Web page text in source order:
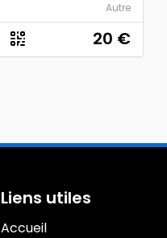
Autre
20 €
Liens utiles
Accueil